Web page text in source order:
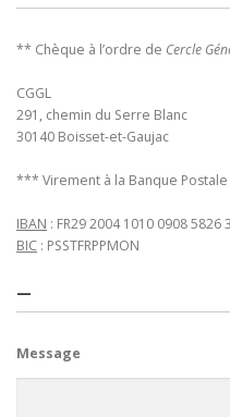
** Chèque à l’ordre de Cercle
CGGL
291, chemin du Serre Blanc
30140 Boisset-et-Gaujac
*** Virement à la Banque Postale
IBAN : FR29 2004 1010 0908 5826
BIC : PSSTFRPPMON
—
Message